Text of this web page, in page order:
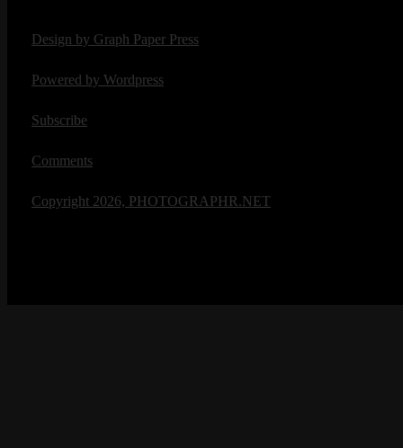
Design by Graph Paper Press
Powered by Wordpress
Subscribe
Comments
Copyright 2026, PHOTOGRAPHR.NET